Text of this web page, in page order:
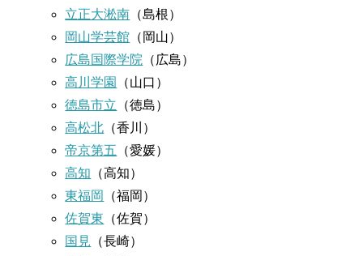
立正大淞南 （島根）
岡山学芸館 （岡山）
広島国際学院 （広島）
高川学園
（山口）
徳島市立 （徳島）
高松北 （香川）
帝京第五 （愛媛）
高知 （高知）
東福岡
（福岡）
佐賀東 （佐賀）
国見 （長崎）